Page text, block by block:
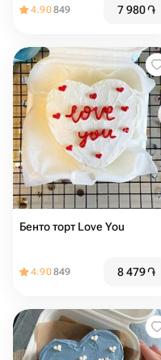
4.90849 7 980֏
Бенто торт Love You
4.90849 8 479֏